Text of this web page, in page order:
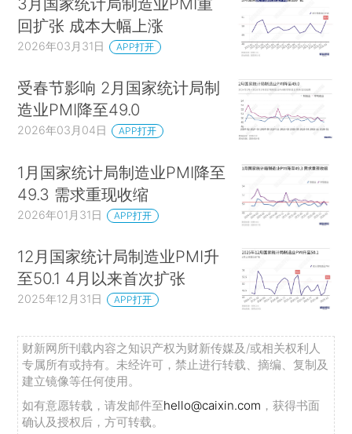
回扩张 成本大幅上涨
2026年03月31日 APP打开
受春节影响 2月国家统计局制
造业PMI降至49.0
2026年03月04日 APP打开
1月国家统计局制造业PMI降至
49.3 需求重现收缩
2026年01月31日 APP打开
12月国家统计局制造业PMI升
至50.1 4月以来首次扩张
2025年12月31日 APP打开
财新网所刊载内容之知识产权为财新传媒及/或相关权利人
专属所有或持有。未经许可，禁止进行转载、摘编、复制及
建立镜像等任何使用。
如有意愿转载，请发邮件至hello@caixin.com ，获得书面
确认及授权后，方可转载。